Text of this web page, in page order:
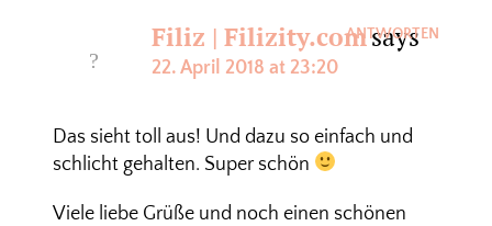
Filiz | Filizity.comsays
22. April 2018 at 23:20
Das sieht toll aus! Und dazu so einfach und
schlicht gehalten. Super schön
Viele liebe Grüße und noch einen schönen
ANTWORTEN